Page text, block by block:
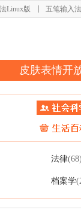
Linux版 五笔输入法
皮肤表情开
法律
档案学